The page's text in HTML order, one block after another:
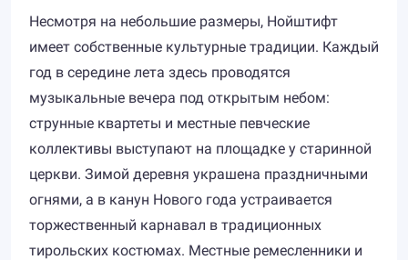
Несмотря на небольшие размеры, Нойштифт
имеет собственные культурные традиции. Каждый
год в середине лета здесь проводятся
музыкальные вечера под открытым небом:
струнные квартеты и местные певческие
коллективы выступают на площадке у старинной
церкви. Зимой деревня украшена праздничными
огнями, а в канун Нового года устраивается
торжественный карнавал в традиционных
тирольских костюмах. Местные ремесленники и